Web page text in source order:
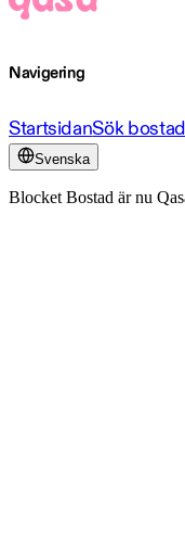
Navigering
StartsidanSök bostad
Svenska
Blocket Bostad är nu